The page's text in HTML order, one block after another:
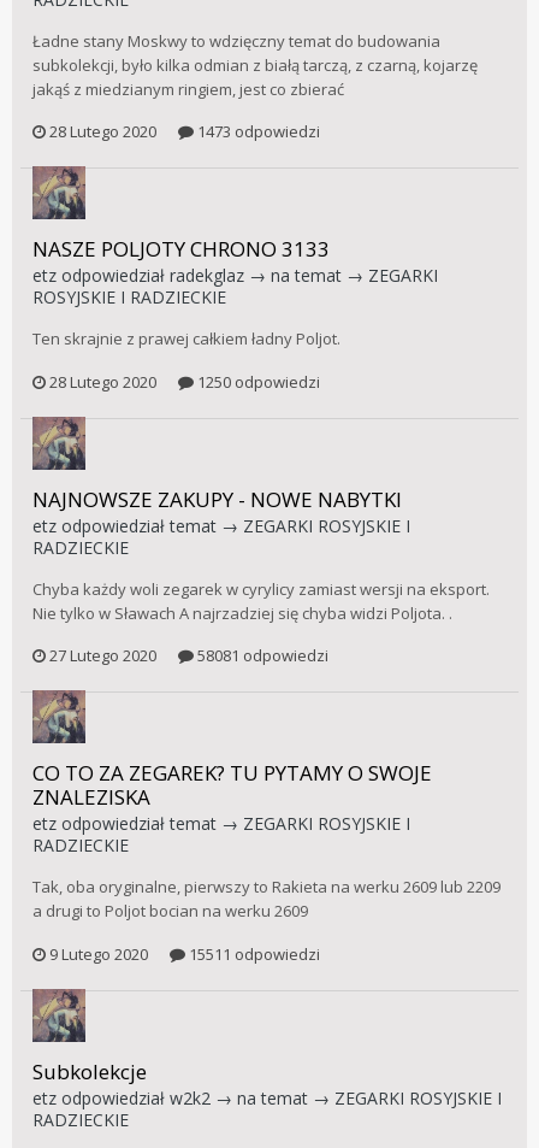
Ładne stany Moskwy to wdzięczny temat do budowania
subkolekcji, było kilka odmian z białą tarczą, z czarną, kojarzę
jakąś z miedzianym ringiem, jest co zbierać
28 Lutego 2020
1473 odpowiedzi
NASZE POLJOTY CHRONO 3133
etz odpowiedział radekglaz → na temat → ZEGARKI
ROSYJSKIE I RADZIECKIE
Ten skrajnie z prawej całkiem ładny Poljot.
28 Lutego 2020
1250 odpowiedzi
NAJNOWSZE ZAKUPY - NOWE NABYTKI
etz odpowiedział temat → ZEGARKI ROSYJSKIE I
RADZIECKIE
Chyba każdy woli zegarek w cyrylicy zamiast wersji na eksport.
Nie tylko w Sławach A najrzadziej się chyba widzi Poljota. .
27 Lutego 2020
58081 odpowiedzi
CO TO ZA ZEGAREK? TU PYTAMY O SWOJE
ZNALEZISKA
etz odpowiedział temat → ZEGARKI ROSYJSKIE I
RADZIECKIE
Tak, oba oryginalne, pierwszy to Rakieta na werku 2609 lub 2209
a drugi to Poljot bocian na werku 2609
9 Lutego 2020
15511 odpowiedzi
Subkolekcje
etz odpowiedział w2k2 → na temat → ZEGARKI ROSYJSKIE I
RADZIECKIE